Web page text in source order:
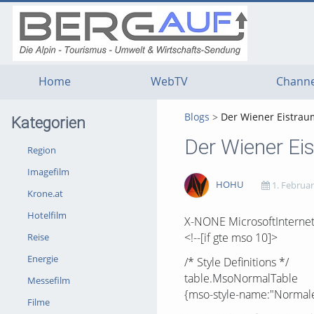
Home WebTV
Kategorien
Region
Imagefilm
Krone.at
Hotelfilm
Reise
Energie
Messefilm
Filme
Blogs Der Wiener
Der Wiener
HOHU 1.
Kommentare
favorites
X-NONE
<!--[if gte mso 10]>
/* Style Definitions */
table.MsoNormalTable
{mso-style-